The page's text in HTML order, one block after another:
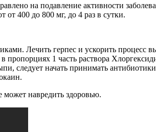
на подавление активности
400 до 800 мг, до 4 раз в сутки.
Лечить герпес и ускорить процесс
1 часть раствора
следует начать принимать
может навредить здоровью.